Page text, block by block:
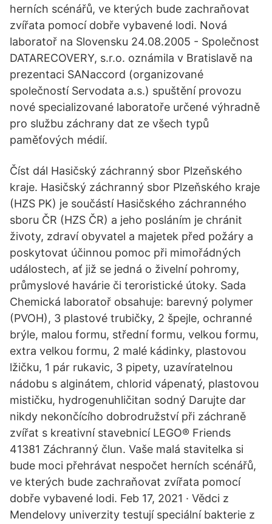
herních scénářů, ve kterých bude zachraňovat
zvířata pomocí dobře vybavené lodi. Nová
laboratoř na Slovensku 24.08.2005 - Společnost
DATARECOVERY, s.r.o. oznámila v Bratislavě na
prezentaci SANaccord (organizované
společností Servodata a.s.) spuštění provozu
nové specializované laboratoře určené výhradně
pro službu záchrany dat ze všech typů
paměťových médií.
Číst dál Hasičský záchranný sbor Plzeňského
kraje. Hasičský záchranný sbor Plzeňského kraje
(HZS PK) je součástí Hasičského záchranného
sboru ČR (HZS ČR) a jeho posláním je chránit
životy, zdraví obyvatel a majetek před požáry a
poskytovat účinnou pomoc při mimořádných
událostech, ať již se jedná o živelní pohromy,
průmyslové havárie či teroristické útoky. Sada
Chemická laboratoř obsahuje: barevný polymer
(PVOH), 3 plastové trubičky, 2 špejle, ochranné
brýle, malou formu, střední formu, velkou formu,
extra velkou formu, 2 malé kádinky, plastovou
lžičku, 1 pár rukavic, 3 pipety, uzavíratelnou
nádobu s alginátem, chlorid vápenatý, plastovou
mističku, hydrogenuhličitan sodný Darujte dar
nikdy nekončícího dobrodružství při záchraně
zvířat s kreativní stavebnicí LEGO® Friends
41381 Záchranný člun. Vaše malá stavitelka si
bude moci přehrávat nespočet herních scénářů,
ve kterých bude zachraňovat zvířata pomocí
dobře vybavené lodi. Feb 17, 2021 · Vědci z
Mendelovy univerzity testují speciální bakterie z